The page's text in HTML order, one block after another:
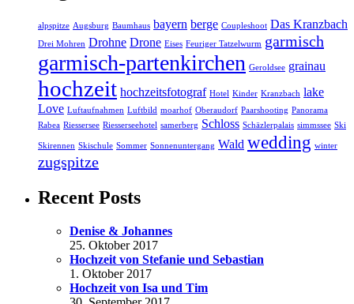
alpspitze Augsburg Baumhaus bayern berge Coupleshoot Das Kranzbach
Drei Mohren Drohne Drone Eises Feuriger Tatzelwurm garmisch
garmisch-partenkirchen Geroldsee grainau
hochzeit hochzeitsfotograf Hotel Kinder Kranzbach lake
Love Luftaufnahmen Luftbild moarhof Oberaudorf Paarshooting Panorama
Rabea Riessersee Riesserseehotel samerberg Schloss Schäzlerpalais simmssee Ski
Skirennen Skischule Sommer Sonnenuntergang Wald wedding winter
zugspitze
Recent Posts
Denise & Johannes
25. Oktober 2017
Hochzeit von Stefanie und Sebastian
1. Oktober 2017
Hochzeit von Isa und Tim